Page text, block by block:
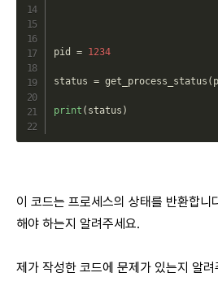
pid = 1234
status = get_process_status (
print ( status )
이 코드는 프로세스의 상태를 반환합
해야 하는지 알려주세요.
제가 작성한 코드에 문제가 있는지 알려